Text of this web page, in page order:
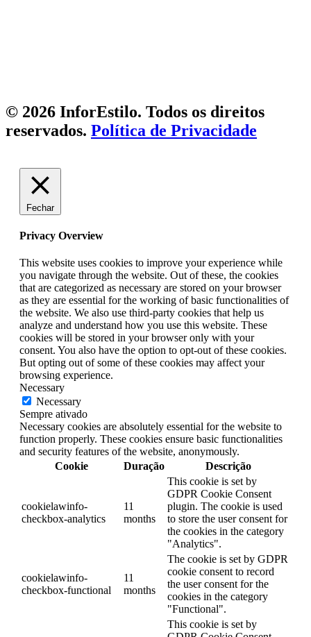
© 2026 InforEstilo. Todos os direitos
reservados. Política de Privacidade
Fechar
Privacy Overview
This website uses cookies to improve your experience while
you navigate through the website. Out of these, the cookies
that are categorized as necessary are stored on your browser
as they are essential for the working of basic functionalities of
the website. We also use third-party cookies that help us
analyze and understand how you use this website. These
cookies will be stored in your browser only with your
consent. You also have the option to opt-out of these cookies.
But opting out of some of these cookies may affect your
browsing experience.
Necessary
Necessary
Sempre ativado
Necessary cookies are absolutely essential for the website to
function properly. These cookies ensure basic functionalities
and security features of the website, anonymously.
Cookie
Duração Descrição
cookielawinfo-
checkbox-analytics
11
months
This cookie is set by
GDPR Cookie Consent
plugin. The cookie is used
to store the user consent for
the cookies in the category
"Analytics".
cookielawinfo-
checkbox-functional
11
months
The cookie is set by GDPR
cookie consent to record
the user consent for the
cookies in the category
"Functional".
This cookie is set by